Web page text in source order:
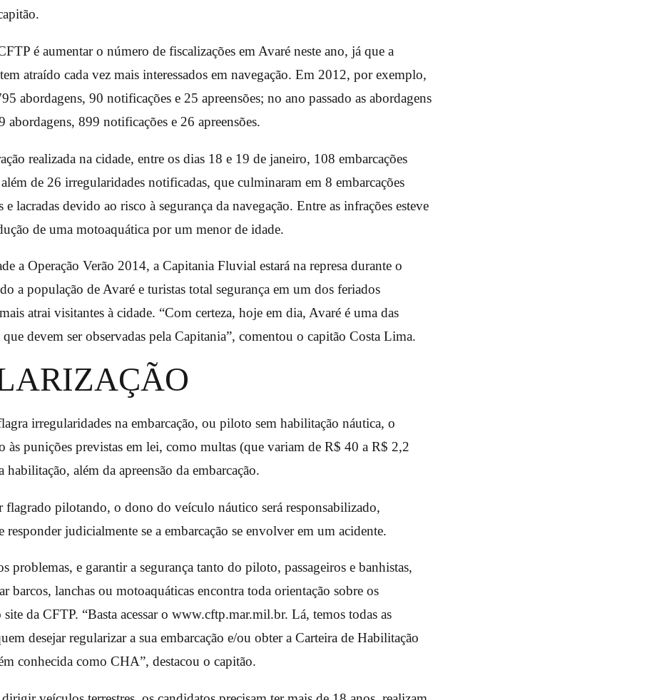
é aumentar o número de fiscalizações em Avaré neste ano, já que a
atraído cada vez mais interessados em navegação. Em 2012, por exemplo,
abordagens, 90 notificações e 25 apreensões; no ano passado as abordagens
abordagens, 899 notificações e 26 apreensões.
realizada na cidade, entre os dias 18 e 19 de janeiro, 108 embarcações
de 26 irregularidades notificadas, que culminaram em 8 embarcações
e lacradas devido ao risco à segurança da navegação. Entre as infrações esteve
de uma motoaquática por um menor de idade.
a Operação Verão 2014, a Capitania Fluvial estará na represa durante o
a população de Avaré e turistas total segurança em um dos feriados
atrai visitantes à cidade. “Com certeza, hoje em dia, Avaré é uma das
devem ser observadas pela Capitania”, comentou o capitão Costa Lima.
irregularidades na embarcação, ou piloto sem habilitação náutica, o
às punições previstas em lei, como multas (que variam de R$ 40 a R$ 2,2
habilitação, além da apreensão da embarcação.
flagrado pilotando, o dono do veículo náutico será responsabilizado,
judicialmente se a embarcação se envolver em um acidente.
problemas, e garantir a segurança tanto do piloto, passageiros e banhistas,
barcos, lanchas ou motoaquáticas encontra toda orientação sobre os
da CFTP. “Basta acessar o www.cftp.mar.mil.br. Lá, temos todas as
desejar regularizar a sua embarcação e/ou obter a Carteira de Habilitação
conhecida como CHA”, destacou o capitão.